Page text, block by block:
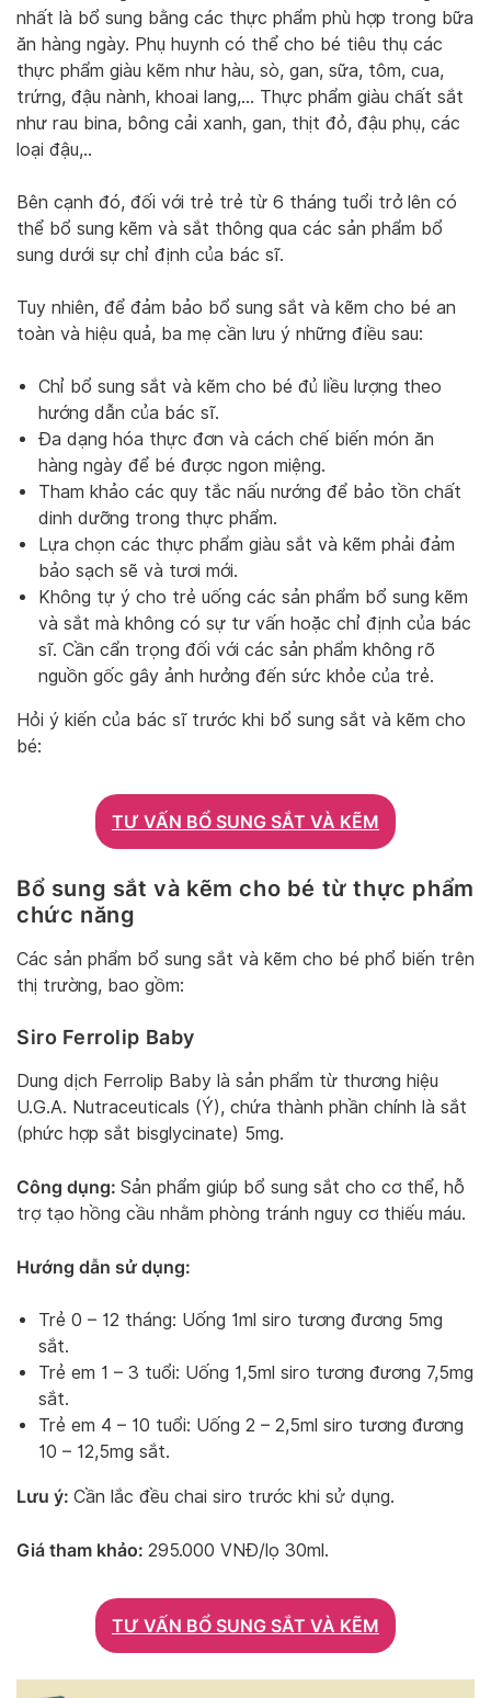
nhất là bổ sung bằng các thực phẩm phù hợp trong bữa
ăn hàng ngày. Phụ huynh có thể cho bé tiêu thụ các
thực phẩm giàu kẽm như hàu, sò, gan, sữa, tôm, cua,
trứng, đậu nành, khoai lang,… Thực phẩm giàu chất sắt
như rau bina, bông cải xanh, gan, thịt đỏ, đậu phụ, các
loại đậu,..
Bên cạnh đó, đối với trẻ trẻ từ 6 tháng tuổi trở lên có
thể bổ sung kẽm và sắt thông qua các sản phẩm bổ
sung dưới sự chỉ định của bác sĩ.
Tuy nhiên, để đảm bảo bổ sung sắt và kẽm cho bé an
toàn và hiệu quả, ba mẹ cần lưu ý những điều sau:
Chỉ bổ sung sắt và kẽm cho bé đủ liều lượng theo
hướng dẫn của bác sĩ.
Đa dạng hóa thực đơn và cách chế biến món ăn
hàng ngày để bé được ngon miệng.
Tham khảo các quy tắc nấu nướng để bảo tồn chất
dinh dưỡng trong thực phẩm.
Lựa chọn các thực phẩm giàu sắt và kẽm phải đảm
bảo sạch sẽ và tươi mới.
Không tự ý cho trẻ uống các sản phẩm bổ sung kẽm
và sắt mà không có sự tư vấn hoặc chỉ định của bác
sĩ. Cần cẩn trọng đối với các sản phẩm không rõ
nguồn gốc gây ảnh hưởng đến sức khỏe của trẻ.
Hỏi ý kiến của bác sĩ trước khi bổ sung sắt và kẽm cho
bé:
TƯ VẤN BỔ SUNG SẮT VÀ KẼM
Bổ sung sắt và kẽm cho bé từ thực phẩm
chức năng
Các sản phẩm bổ sung sắt và kẽm cho bé phổ biến trên
thị trường, bao gồm:
Siro Ferrolip Baby
Dung dịch Ferrolip Baby là sản phẩm từ thương hiệu
U.G.A. Nutraceuticals (Ý), chứa thành phần chính là sắt
(phức hợp sắt bisglycinate) 5mg.
Công dụng: Sản phẩm giúp bổ sung sắt cho cơ thể, hỗ
trợ tạo hồng cầu nhằm phòng tránh nguy cơ thiếu máu.
Hướng dẫn sử dụng:
Trẻ 0 – 12 tháng: Uống 1ml siro tương đương 5mg
sắt.
Trẻ em 1 – 3 tuổi: Uống 1,5ml siro tương đương 7,5mg
sắt.
Trẻ em 4 – 10 tuổi: Uống 2 – 2,5ml siro tương đương
10 – 12,5mg sắt.
Lưu ý: Cần lắc đều chai siro trước khi sử dụng.
Giá tham khảo: 295.000 VNĐ/lọ 30ml.
TƯ VẤN BỔ SUNG SẮT VÀ KẼM